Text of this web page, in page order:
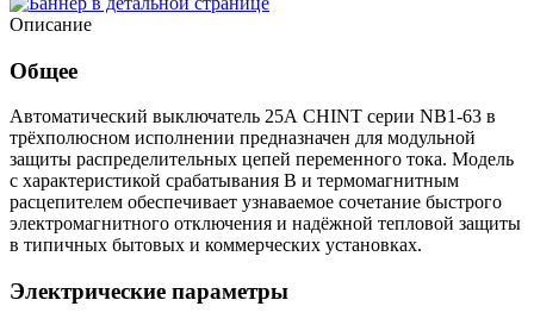
Описание
Общее
Автоматический выключатель 25А CHINT серии NB1-63 в
трёхполюсном исполнении предназначен для модульной
защиты распределительных цепей переменного тока. Модель
с характеристикой срабатывания B и термомагнитным
расцепителем обеспечивает узнаваемое сочетание быстрого
электромагнитного отключения и надёжной тепловой защиты
в типичных бытовых и коммерческих установках.
Электрические параметры